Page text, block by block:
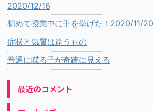
2020/12/16
初めて授業中に手を挙げた！2020/11/20
症状と気質は違うもの
普通に喋る子が奇跡に見える
最近のコメント